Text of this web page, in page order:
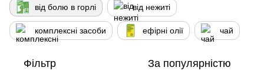
від болю в горлі від нежиті
комплексні засоби ефірні олії чай
Фільтр За популярністю